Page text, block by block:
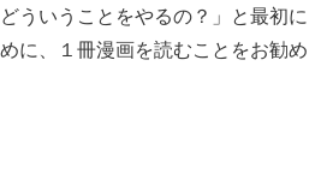
ういうことをやるの？」と最初に
に、１冊漫画を読むことをお勧め